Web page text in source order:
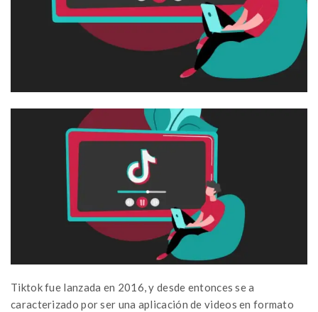
Tiktok fue lanzada en 2016, y desde entonces se a
caracterizado por ser una aplicación de videos en formato